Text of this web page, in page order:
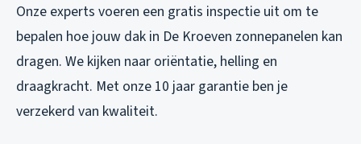
Onze experts voeren een gratis inspectie uit om te
bepalen hoe jouw dak in De Kroeven zonnepanelen kan
dragen. We kijken naar oriëntatie, helling en
draagkracht. Met onze 10 jaar garantie ben je
verzekerd van kwaliteit.